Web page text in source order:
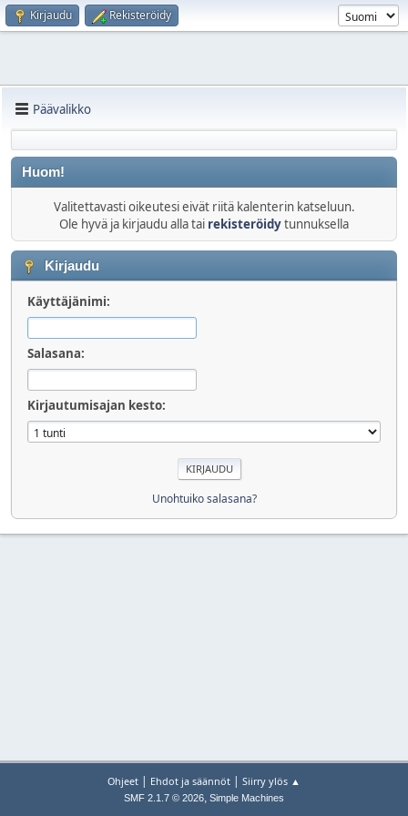
Kirjaudu Rekisteröidy
Päävalikko
Huom!
Valitettavasti oikeutesi eivät riitä kalenterin katseluun.
Ole hyvä ja kirjaudu alla tai rekisteröidytunnuksella
Kirjaudu
Käyttäjänimi:
Salasana:
Kirjautumisajan kesto:
Unohtuiko salasana?
Ohjeet | Ehdot ja säännöt | Siirry ylös ▲
SMF 2.1.7 © 2026, Simple Machines